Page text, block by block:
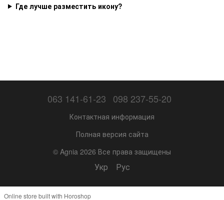
Где лучше разместить икону?
063 141-61-23 098 237-55-20
Контактная информация
Полная версия сайта
© Agnia 2026 Все права защищены
Укр Рус
Online store built with Horoshop